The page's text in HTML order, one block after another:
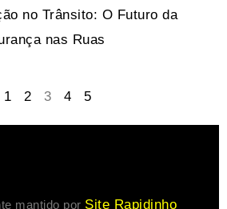
no Trânsito: O Futuro da
nas Ruas
1 2 3 4 5
mantido por Site Rapidinho